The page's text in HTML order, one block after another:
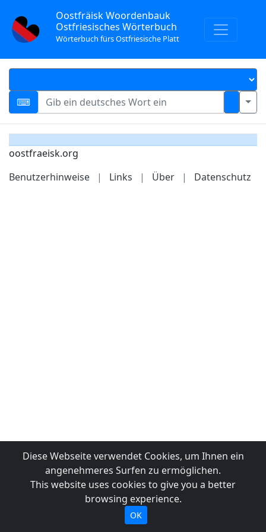
Oostfräisk Woordenbauk
Ostfriesisches Wörterbuch
Wörterbuch fürs Ostfriesische Platt
oostfraeisk.org
Benutzerhinweise
| Links | Über | Datenschutz
Diese Webseite verwendet Cookies, um Ihnen ein
angenehmeres Surfen zu ermöglichen.
This website uses cookies to give you a better
browsing experience.
OK